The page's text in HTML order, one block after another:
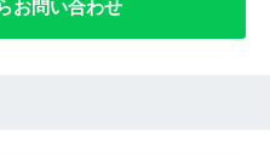
お問い合わせ